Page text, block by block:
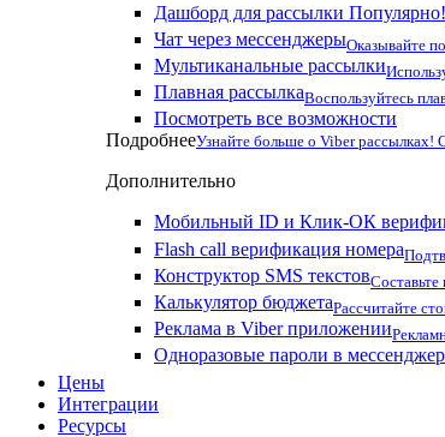
Дашборд для рассылки Популярно!
Чат через мессенджерыОказывайте
Мультиканальные рассылки
Плавная рассылкаВоспользуйтесь
Посмотреть все возможности
ПодробнееУзнайте больше о Viber рассылках!
Дополнительно
Мобильный ID и Клик-ОК
Flash call верификация номера
Конструктор SMS текстов
Калькулятор бюджетаРассчитайте
Реклама в Viber приложении
Одноразовые пароли в
Цены
Интеграции
Ресурсы